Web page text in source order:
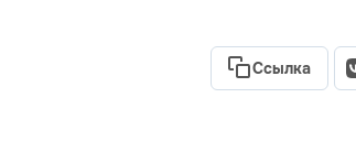
Ссылка